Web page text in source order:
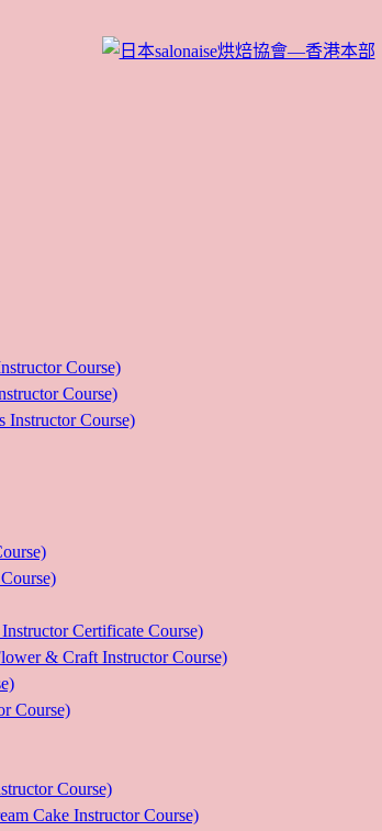
Course)
Course)
Course)
Certificate Course)
& Craft Instructor Course)
Course)
Course)
Cake Instructor Course)